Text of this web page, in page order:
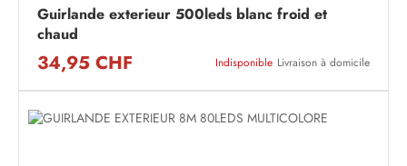
Guirlande exterieur 500leds blanc froid et
chaud
34,95 CHF Indisponible Livraison à domicile